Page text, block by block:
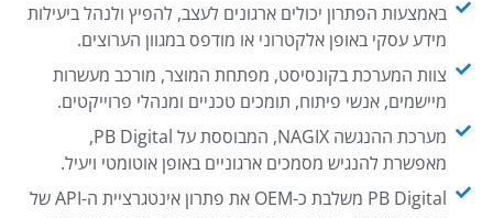
באמצעות הפתרון יכולים ארגונים לעצב, להפיץ ולנהל ביעילות
מידע עסקי באופן אלקטרוני או מודפס במגוון הערוצים.
צוות המערכת בקונסיסט, מפתחת המוצר, מורכב מעשרות
מיישמים, אנשי פיתוח, תומכים טכניים ומנהלי פרוייקטים.
מערכת ההנגשה NAGIX, המבוססת על PB Digital,
מאפשרת להנגיש מסמכים ארגוניים באופן אוטומטי ויעיל.
PB Digital משלבת כ-OEM את פתרון אינטגרציית ה-API של